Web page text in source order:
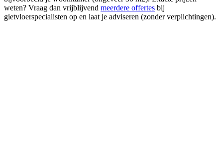
weten? Vraag dan vrijblijvend meerdere offertes bij
gietvloerspecialisten op en laat je adviseren (zonder verplichtingen).